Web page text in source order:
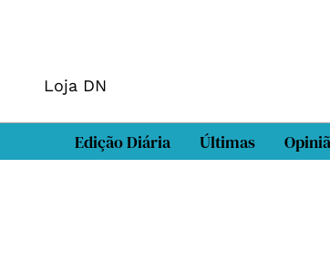
Loja DN
Edição Diária Últimas